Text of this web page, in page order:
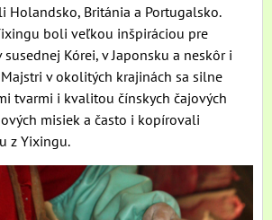
Holandsko, Británia a Portugalsko.
boli veľkou inšpiráciou pre
Kórei, v Japonsku a neskôr i
v okolitých krajinách sa silne
tvarmi i kvalitou čínskych čajových
misiek a často i kopírovali
z Yixingu.